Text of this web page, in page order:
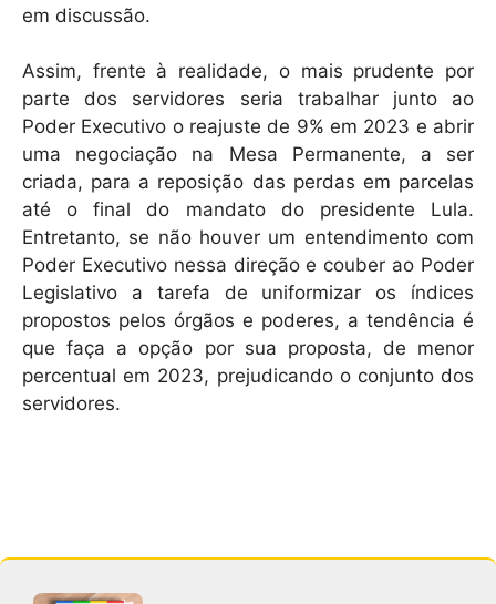
em discussão.
Assim, frente à realidade, o mais prudente por
parte dos servidores seria trabalhar junto ao
Poder Executivo o reajuste de 9% em 2023 e abrir
uma negociação na Mesa Permanente, a ser
criada, para a reposição das perdas em parcelas
até o final do mandato do presidente Lula.
Entretanto, se não houver um entendimento com
Poder Executivo nessa direção e couber ao Poder
Legislativo a tarefa de uniformizar os índices
propostos pelos órgãos e poderes, a tendência é
que faça a opção por sua proposta, de menor
percentual em 2023, prejudicando o conjunto dos
servidores.